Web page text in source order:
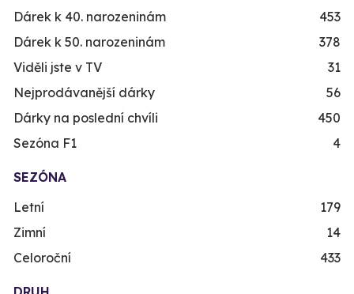
Dárek k 40. narozeninám
453
Dárek k 50. narozeninám
378
Viděli jste v TV
31
Nejprodávanější dárky
56
Dárky na poslední chvíli
450
Sezóna F1
4
SEZÓNA
Letní
179
Zimní
14
Celoroční
433